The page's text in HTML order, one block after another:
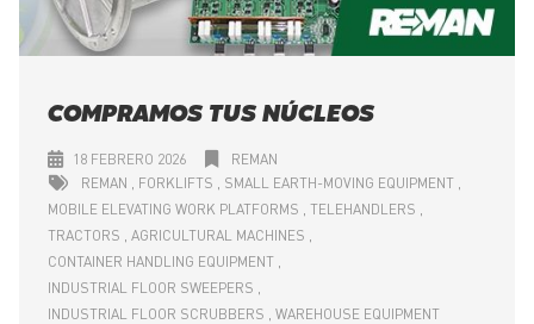
COMPRAMOS TUS NÚCLEOS
18 FEBRERO 2026
REMAN
REMAN
FORKLIFTS
SMALL EARTH-MOVING EQUIPMENT
MOBILE ELEVATING WORK PLATFORMS
TELEHANDLERS
TRACTORS
AGRICULTURAL MACHINES
CONTAINER HANDLING EQUIPMENT
INDUSTRIAL FLOOR SWEEPERS
INDUSTRIAL FLOOR SCRUBBERS
WAREHOUSE EQUIPMENT